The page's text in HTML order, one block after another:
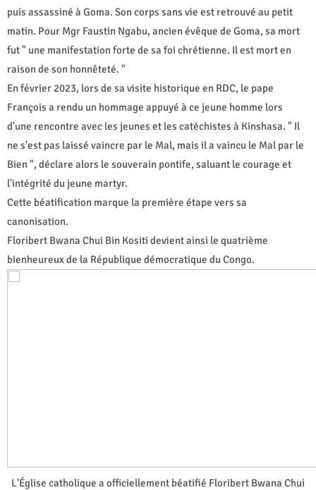
puis assassiné à Goma. Son corps sans vie est retrouvé au petit
matin. Pour Mgr Faustin Ngabu, ancien évêque de Goma, sa mort
fut " une manifestation forte de sa foi chrétienne. Il est mort en
raison de son honnêteté. "
En février 2023, lors de sa visite historique en RDC, le pape
François a rendu un hommage appuyé à ce jeune homme lors
d'une rencontre avec les jeunes et les catéchistes à Kinshasa. " Il
ne s'est pas laissé vaincre par le Mal, mais il a vaincu le Mal par le
Bien ", déclare alors le souverain pontife, saluant le courage et
l'intégrité du jeune martyr.
Cette béatification marque la première étape vers sa
canonisation.
Floribert Bwana Chui Bin Kositi devient ainsi le quatrième
bienheureux de la République démocratique du Congo.
L'Église catholique a officiellement béatifié Floribert Bwana Chui